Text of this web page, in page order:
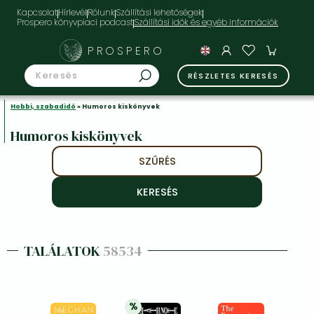
KapcsolatHírlevélRólunkSzállítási lehetőségek
Prospero könyvpiaci podcast
PROSPERO
RÉSZLETES KERESÉS
Hobbi, szabadidő » Humoros kiskönyvek
Humoros kiskönyvek
SZŰRÉS
TALÁLATOK58534
20%
% kedvezmény